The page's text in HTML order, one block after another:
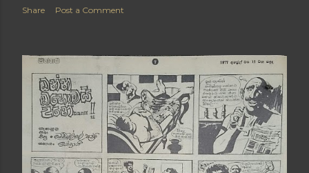
Share Post a Comment